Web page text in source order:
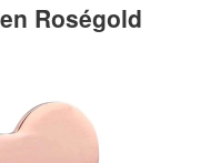
Roségold